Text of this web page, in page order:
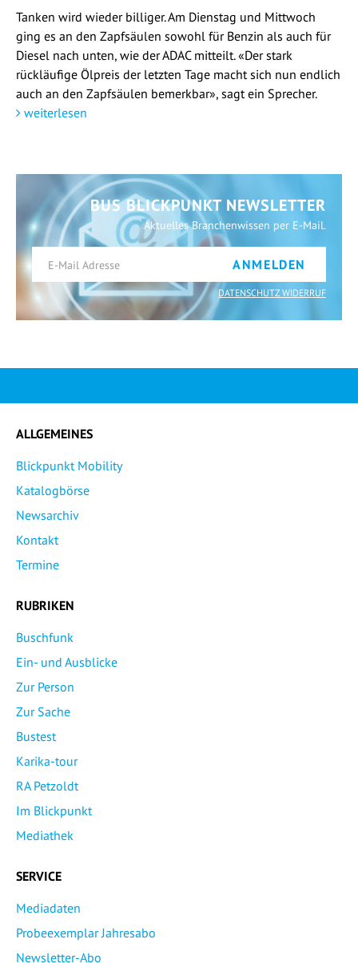
Tanken wird wieder billiger. Am Dienstag und Mittwoch
ging es an den Zapfsäulen sowohl für Benzin als auch für
Diesel nach unten, wie der ADAC mitteilt. «Der stark
rückläufige Ölpreis der letzten Tage macht sich nun endlich
auch an den Zapfsäulen bemerkbar», sagt ein Sprecher.
weiterlesen
BUS BLICKPUNKT NEWSLETTER
Aktuelles Branchenwissen per E-Mail.
ANMELDEN
DATENSCHUTZ WIDERRUF
ALLGEMEINES
Blickpunkt Mobility
Katalogbörse
Newsarchiv
Kontakt
Termine
RUBRIKEN
Buschfunk
Ein- und Ausblicke
Zur Person
Zur Sache
Bustest
Karika-tour
RA Petzoldt
Im Blickpunkt
Mediathek
SERVICE
Mediadaten
Probeexemplar Jahresabo
Newsletter-Abo